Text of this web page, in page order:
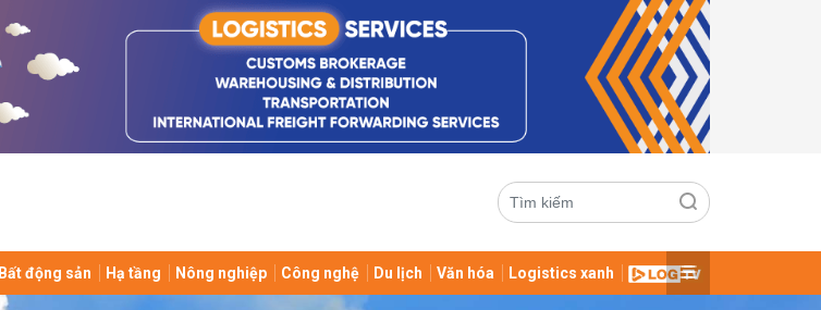
Bất động sản Hạ tầng Nông nghiệp Công nghệ Du lịch Văn hóa Logistics xanh